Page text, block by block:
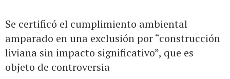
Se certificó el cumplimiento ambiental
amparado en una exclusión por “construcción
liviana sin impacto significativo”, que es
objeto de controversia